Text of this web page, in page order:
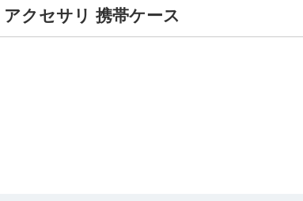
クセサリ 携帯ケース